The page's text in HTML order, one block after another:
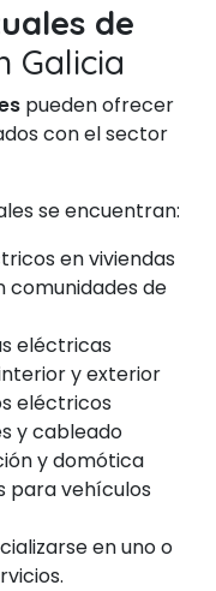
de
Galicia
pueden ofrecer
con el sector
se encuentran:
en viviendas
de
eléctricas
y exterior
eléctricos
y cableado
y domótica
para vehículos
en uno o